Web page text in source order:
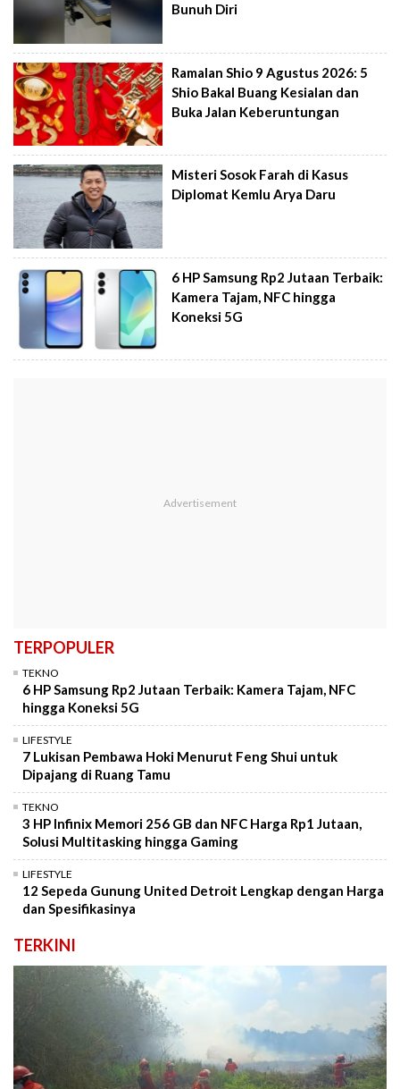
Bunuh Diri
Ramalan Shio 9 Agustus 2026: 5
Shio Bakal Buang Kesialan dan
Buka Jalan Keberuntungan
Misteri Sosok Farah di Kasus
Diplomat Kemlu Arya Daru
6 HP Samsung Rp2 Jutaan Terbaik:
Kamera Tajam, NFC hingga
Koneksi 5G
TERPOPULER
TEKNO
6 HP Samsung Rp2 Jutaan Terbaik: Kamera Tajam, NFC
hingga Koneksi 5G
LIFESTYLE
7 Lukisan Pembawa Hoki Menurut Feng Shui untuk
Dipajang di Ruang Tamu
TEKNO
3 HP Infinix Memori 256 GB dan NFC Harga Rp1 Jutaan,
Solusi Multitasking hingga Gaming
LIFESTYLE
12 Sepeda Gunung United Detroit Lengkap dengan Harga
dan Spesifikasinya
TERKINI